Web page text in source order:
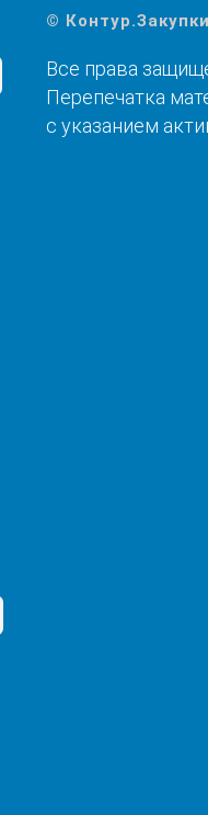
©
Все права
Перепечатка
с указанием